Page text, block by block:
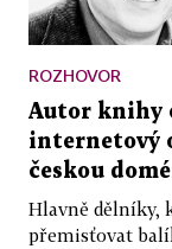
ROZHOVOR
Autor knihy
internetový
českou
Hlavně dělníky,
přemisťovat